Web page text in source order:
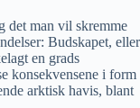
det man vil skremme
Budskapet, eller
en grads
konsekvensene i form
arktisk havis, blant